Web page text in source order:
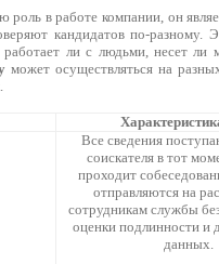
в работе компании, он
кандидатов по-разному.
ли с людьми, несет ли
может осуществляться на
Все сведения
соискателя в тот
проходит
отправляются на
сотрудникам службы
оценки подлинности и
данных.